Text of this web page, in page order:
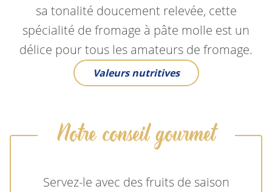
sa tonalité doucement relevée, cette
spécialité de fromage à pâte molle est un
délice pour tous les amateurs de fromage.
Valeurs nutritives
Notre conseil gourmet
Servez-le avec des fruits de saison